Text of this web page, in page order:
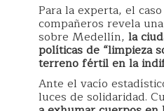
Para la experta, el
compañeros revela
sobre Medellín, la
políticas de “limpieza
terreno fértil en la
Ante el vacío
luces de solidaridad.